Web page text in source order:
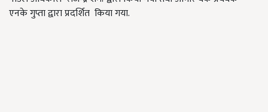
एनके गुप्ता द्वारा प्रदर्शित किया गया.